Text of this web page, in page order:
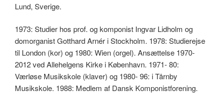
Lund, Sverige.
1973: Studier hos prof. og komponist Ingvar Lidholm og
domorganist Gotthard Arnér i Stockholm. 1978: Studierejse
til London (kor) og 1980: Wien (orgel). Ansættelse 1970-
2012 ved Allehelgens Kirke i København. 1971- 80:
Værløse Musikskole (klaver) og 1980- 96: i Tårnby
Musikskole. 1988: Medlem af Dansk Komponistforening.